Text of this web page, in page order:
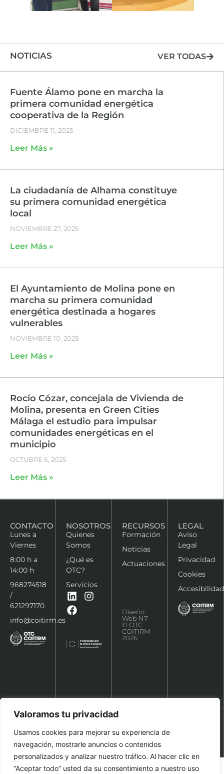
Valoramos tu privacidad
Usamos cookies para mejorar su experiencia de
navegación, mostrarle anuncios o contenidos
personalizados y analizar nuestro tráfico. Al hacer clic en
“Aceptar todo” usted da su consentimiento a nuestro uso
NOTICIAS VER TODAS
Fuente Álamo pone en marcha la
primera comunidad energética
cooperativa de la Región
DICIEMBRE 11, 2025
Leer Más »
La ciudadanía de Alhama constituye
su primera comunidad energética
local
NOVIEMBRE 27, 2025
Leer Más »
El Ayuntamiento de Molina pone en
marcha su primera comunidad
energética destinada a hogares
vulnerables
NOVIEMBRE 10, 2025
Leer Más »
Rocío Cózar, concejala de Vivienda de
Molina, presenta en Green Cities
Málaga el estudio para impulsar
comunidades energéticas en el
municipio
OCTUBRE 6, 2025
Leer Más »
CONTACTO
Lunes a
Viernes
8:00 h a
14:00 h
968274518
/
621297170
info@coitirm.es
NOSOTROS
Quienes
Somos
¿Qué es
OTC?
Servicios
RECURSOS
Formación
Noticias
Actuaciones
Diseño
Web N7
© OTC
COITIRM
2026
LEGAL
Aviso
Legal
Privacidad
Cookies
Accesibilidad